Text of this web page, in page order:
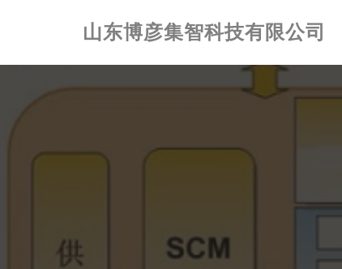
山东博彦集智科技有限公司